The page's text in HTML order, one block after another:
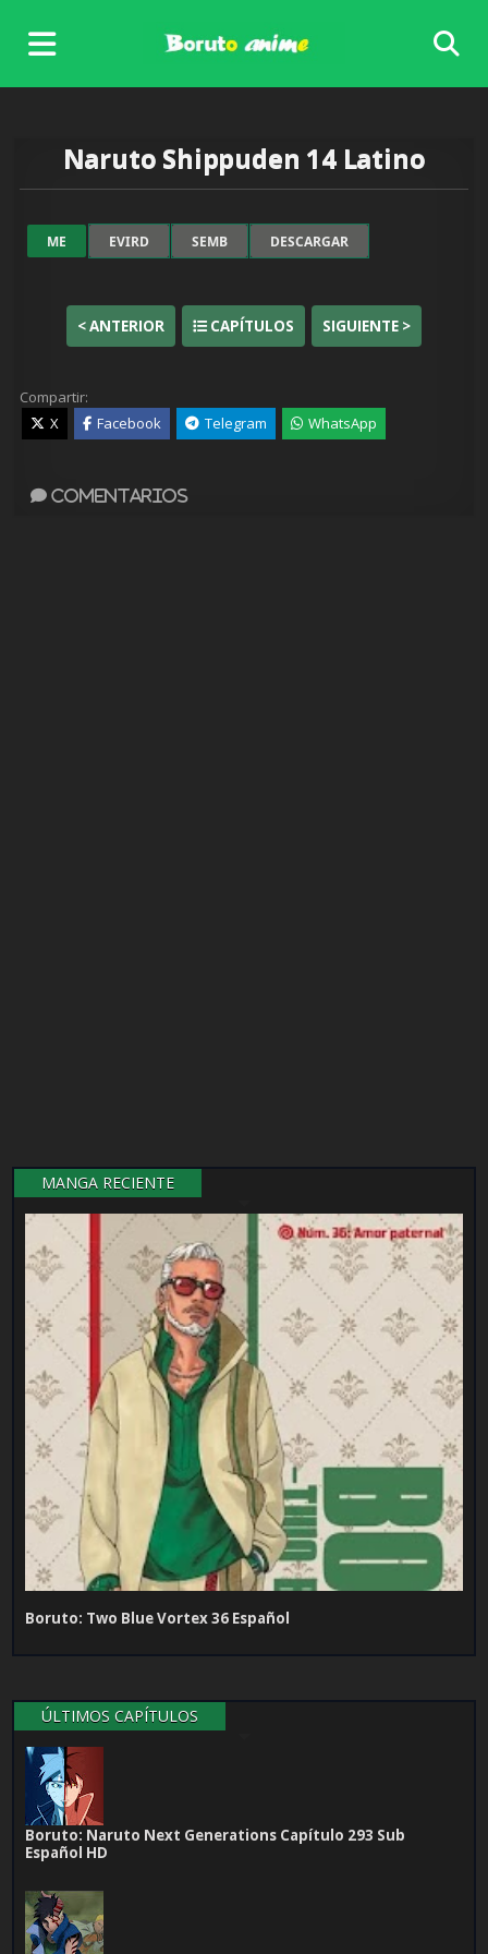
content
Naruto Shippuden 14 Latino
ME EVIRD SEMB DESCARGAR
< ANTERIOR CAPÍTULOS SIGUIENTE >
Compartir:
X
Facebook Telegram WhatsApp
Comentarios
MANGA RECIENTE
Boruto: Two Blue Vortex 36 Español
ÚLTIMOS CAPÍTULOS
Boruto: Naruto Next Generations Capítulo 293 Sub
Español HD